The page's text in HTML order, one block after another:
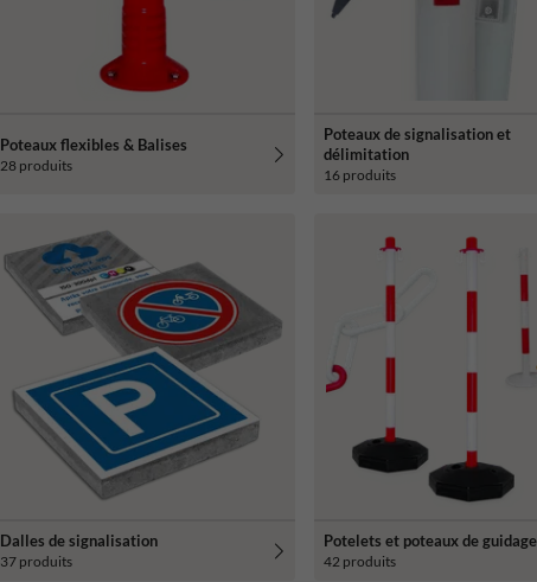
Poteaux flexibles & Balises
28 produits
Poteaux de signalisation et
délimitation
16 produits
Dalles de signalisation
37 produits
Potelets et poteaux de guidage
42 produits